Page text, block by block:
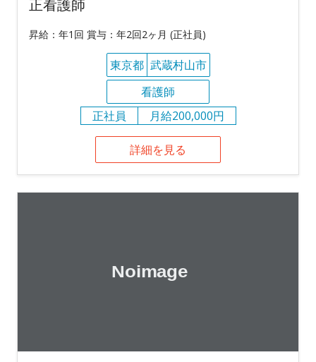
正看護師
昇給：年1回 賞与：年2回2ヶ月 (正社員)
東京都 武蔵村山市
看護師
正社員
月給200,000円
詳細を見る